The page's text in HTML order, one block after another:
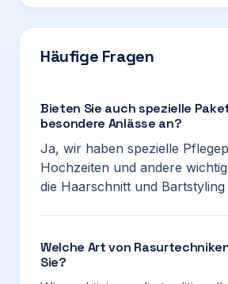
Häufige Fragen
Bieten Sie auch spezielle
besondere Anlässe an?
Ja, wir haben spezielle
Hochzeiten und andere
die Haarschnitt und Bartstyling
Welche Art von
Sie?